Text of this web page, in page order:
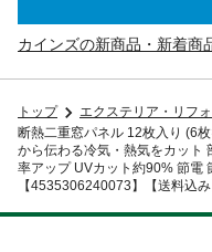
カインズの新商品・新着商
トップ エクステリア・リフ
断熱二重窓パネル 12枚入り (6
から伝わる冷気・熱気をカット
率アップ UVカット約90% 節
【4535306240073】【送料込み